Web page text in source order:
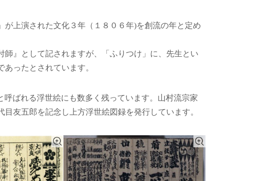
上演された文化３年（１８０６年)を創流の年と定め
』として記されますが、「ふりつけ」に、先生とい
ったとされています。
呼ばれる浮世絵にも数多く残っています。山村流宗家
友五郎を記念し上方浮世絵図録を発行しています。